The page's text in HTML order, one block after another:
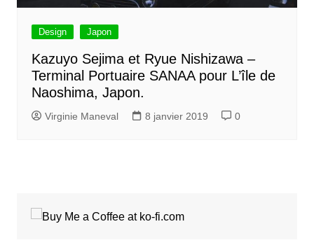
Design Japon
Kazuyo Sejima et Ryue Nishizawa –
Terminal Portuaire SANAA pour L’île de
Naoshima, Japon.
Virginie Maneval 8 janvier 2019 0